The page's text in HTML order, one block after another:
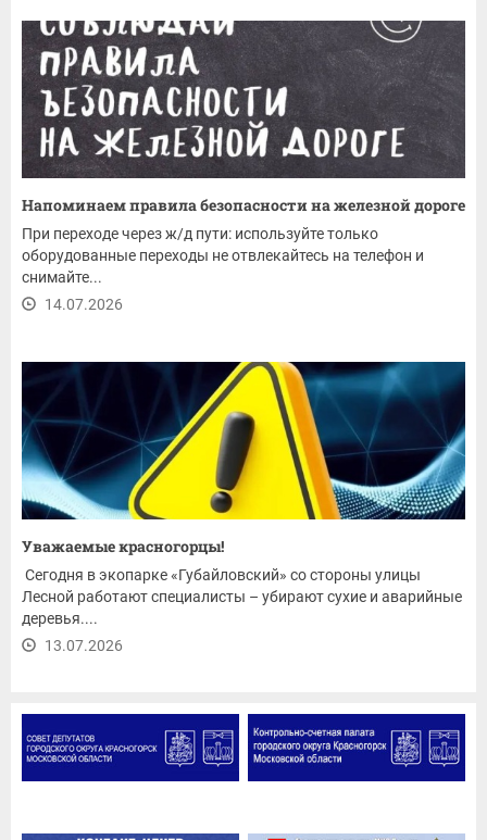
Напоминаем правила безопасности на железной дороге
При переходе через ж/д пути: используйте только
оборудованные переходы не отвлекайтесь на телефон и
снимайте...
14.07.2026
Уважаемые красногорцы!
Сегодня в экопарке «Губайловский» со стороны улицы
Лесной работают специалисты – убирают сухие и аварийные
деревья....
13.07.2026